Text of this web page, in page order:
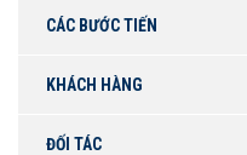
CÁC BƯỚC TIẾN
KHÁCH HÀNG
ĐỐI TÁC